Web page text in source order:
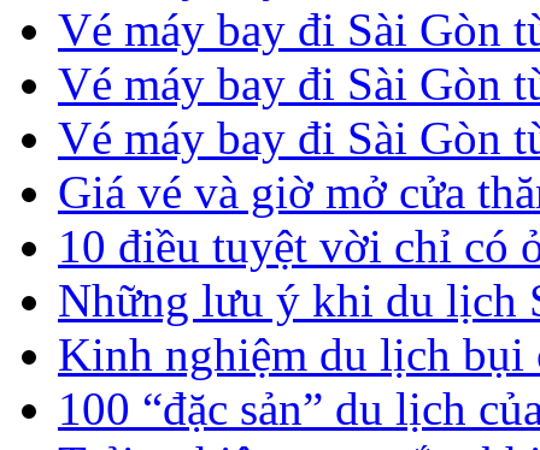
Vé máy bay đi Sài Gòn
Vé máy bay đi Sài Gòn
Vé máy bay đi Sài Gòn
Giá vé và giờ mở cửa
10 điều tuyệt vời chỉ có
Những lưu ý khi du lịch
Kinh nghiệm du lịch bụi
100 “đặc sản” du lịch